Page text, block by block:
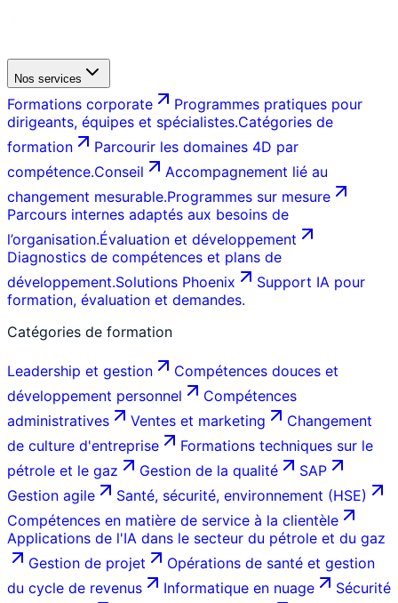
Nos services
Formations corporate
Programmes pratiques pour
dirigeants, équipes et spécialistes.Catégories de
formation
Parcourir les domaines 4D par
compétence.Conseil
Accompagnement lié au
changement mesurable.Programmes sur mesure
Parcours internes adaptés aux besoins de
l’organisation.Évaluation et développement
Diagnostics de compétences et plans de
développement.Solutions Phoenix
Support IA pour
formation, évaluation et demandes.
Catégories de formation
Leadership et gestion
Compétences douces et
développement personnel
Compétences
administratives
Ventes et marketing
Changement
de culture d'entreprise
Formations techniques sur le
pétrole et le gaz
Gestion de la qualité
SAP
Gestion agile
Santé, sécurité, environnement (HSE)
Compétences en matière de service à la clientèle
Applications de l'IA dans le secteur du pétrole et du gaz
Gestion de projet
Opérations de santé et gestion
du cycle de revenus
Informatique en nuage
Sécurité